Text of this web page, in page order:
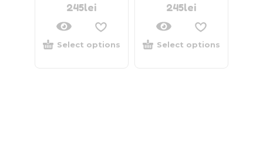
245lei
Select options
245lei
Select options